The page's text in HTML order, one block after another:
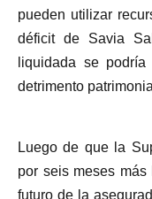
pueden utilizar
déficit de Savia
liquidada se
detrimento
Luego de que la
por seis meses
futuro de la